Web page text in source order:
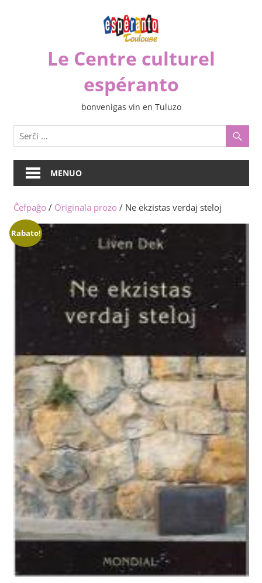
Le Centre culturel
espéranto
bonvenigas vin en Tuluzo
MENUO
Ĉefpaĝo / Originala prozo / Ne ekzistas verdaj steloj
Rabato!